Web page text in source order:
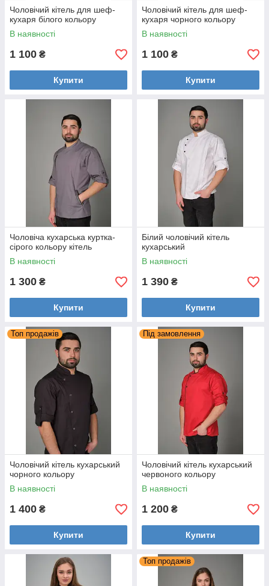
Фартух на одне плече
Незвичайний крій, ефектний вигляд, зручна лямка на
плече, класний кишеня з шкіри зробили цю модель
помітною, виразною і практичним водночас. Вашим
клієнтам сподобається!
3
Фартух з нагрудником
Зручний і практичний фартух з плащової тканини. Він
відмінно сидить на будь-якій фігурі і в будь-якому
розмірі, стильно виглядає. Фартух доповнено великим
практичним кишенею на 3 відділення.
Все більше клієнтів обирають нас в
партнери
Шиємо від 1 одиниці, без мінімального
замовлення.
Чоловічий кітель для шеф-
кухаря білого кольору
В наявності
1 100 ₴
Купити
Чоловічий кітель для шеф-
кухаря чорного кольору
В наявності
1 100 ₴
Купити
Чоловіча кухарська куртка-
сірого кольору кітель
В наявності
1 300 ₴
Купити
Білий чоловічий кітель
кухарський
В наявності
1 390 ₴
Купити
Топ продажів
Чоловічий кітель кухарський
чорного кольору
В наявності
1 400 ₴
Купити
Під замовлення
Чоловічий кітель кухарський
червоного кольору
В наявності
1 200 ₴
Купити
Топ продажів